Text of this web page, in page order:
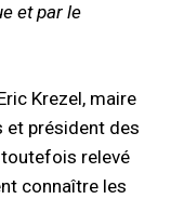
et par le
Krezel, maire
et président des
relevé
connaître les